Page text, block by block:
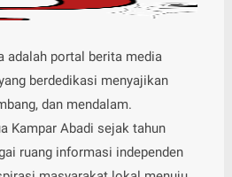
adalah portal berita media
berdedikasi menyajikan
dan mendalam.
Kampar Abadi sejak tahun
ruang informasi independen